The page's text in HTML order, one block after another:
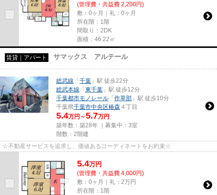
(管理費・共益費 2,200円)
敷：0ヶ月｜礼：0ヶ月
所在階：1階
間取り：2DK
面積：46.22㎡
賃貸｜アパート サマックス アルテール
総武線 「千葉 」駅 徒歩22分
総武本線 「東千葉 」駅 徒歩12分
千葉都市モノレール 「作草部 」駅 徒歩10分
千葉県千葉市中央区椿森 ４丁目
5.4万円～5.7万円
築年数：築28年 ｜募集中： 3室
階数：2階建
☆不動産サービスを追求し、価値あるコーディネートをお約束☆
5.4万円
(管理費・共益費 4,000円)
敷：0ヶ月｜礼：2万円
所在階：1階